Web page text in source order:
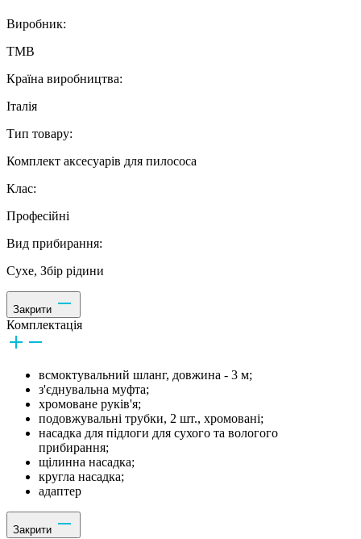
Виробник:
TMB
Країна виробництва:
Італія
Тип товару:
Комплект аксесуарів для пилососа
Клас:
Професійні
Вид прибирання:
Сухе, Збір рідини
Закрити
Комплектація
всмоктувальний шланг, довжина - 3 м;
з'єднувальна муфта;
хромоване руків'я;
подовжувальні трубки, 2 шт., хромовані;
насадка для підлоги для сухого та вологого
прибирання;
щілинна насадка;
кругла насадка;
адаптер
Закрити